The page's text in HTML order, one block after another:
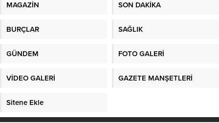
MAGAZİN SON DAKİKA
BURÇLAR SAĞLIK
GÜNDEM FOTO GALERİ
VİDEO GALERİ GAZETE MANŞETLERİ
Sitene Ekle